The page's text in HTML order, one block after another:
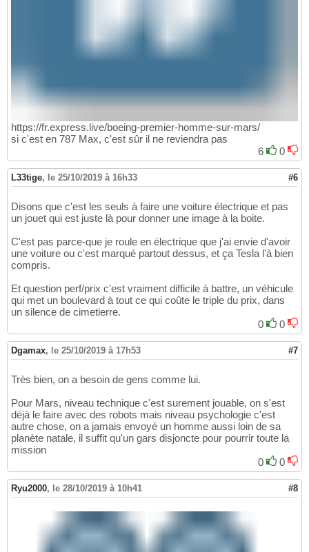
https://fr.express.live/boeing-premier-homme-sur-mars/
si c'est en 787 Max, c'est sûr il ne reviendra pas
6
0
L33tige, le 25/10/2019 à 16h33 #6
Disons que c'est les seuls à faire une voiture électrique et pas
un jouet qui est juste là pour donner une image à la boite.
C'est pas parce-que je roule en électrique que j'ai envie d'avoir
une voiture ou c'est marqué partout dessus, et ça Tesla l'à bien
compris.
Et question perf/prix c'est vraiment difficile à battre, un véhicule
qui met un boulevard à tout ce qui coûte le triple du prix, dans
un silence de cimetierre.
0
0
Dgamax, le 25/10/2019 à 17h53 #7
Très bien, on a besoin de gens comme lui.
Pour Mars, niveau technique c'est surement jouable, on s'est
déjà le faire avec des robots mais niveau psychologie c'est
autre chose, on a jamais envoyé un homme aussi loin de sa
planète natale, il suffit qu'un gars disjoncte pour pourrir toute la
mission
0
0
Ryu2000, le 28/10/2019 à 10h41 #8